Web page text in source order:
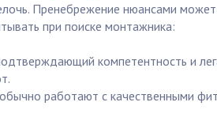
Пренебрежение нюансами
при поиске монтажника:
компетентность и
работают с качественными